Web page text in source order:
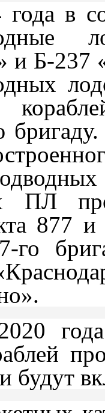
года в
и Б-237
ПЛ
877
го
будут